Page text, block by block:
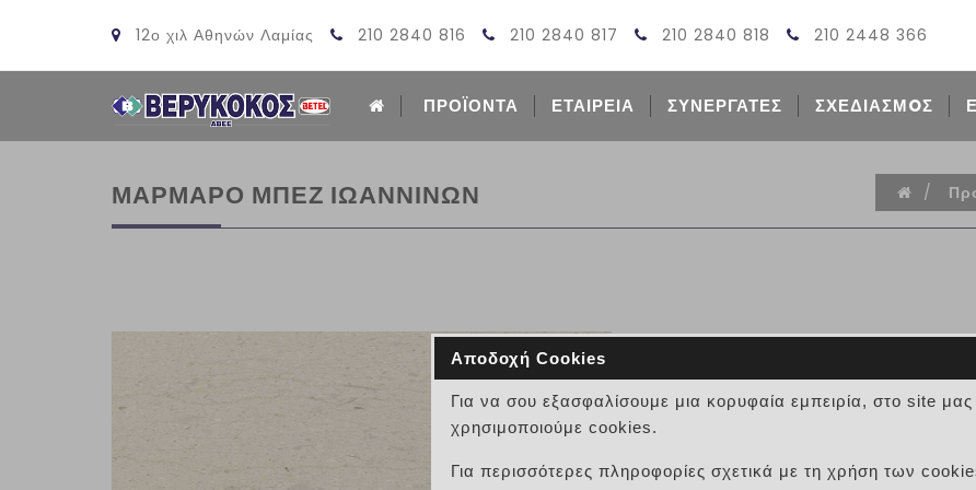
12ο χιλ Αθηνών Λαμίας 210 2840 816 210 2840 817 210 2840 818 210 2448 366
ΠΡΟΪΟΝΤΑ ΕΤΑΙΡΕΙΑ ΣΥΝΕΡΓΑΤΕΣ ΣΧΕΔΙΑΣΜOΣ
ΜΑΡΜΑΡΟ ΜΠΕΖ ΙΩΑΝΝΙΝΩΝ /
ΚΩΔΙΚΟΣ:
Φαινόμενο Ειδικό Βάρος:2,606 kg/m^2
Αποδοχή Cookies
Για να σου εξασφαλίσουμε μια κορυφαία εμπειρία, στο site μας
χρησιμοποιούμε cookies.
Για περισσότερες πληροφορίες σχετικά με τη χρήση των